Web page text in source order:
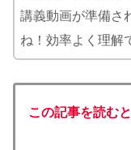
講義動画が準備さ
ね！効率よく理解
この記事を読むと